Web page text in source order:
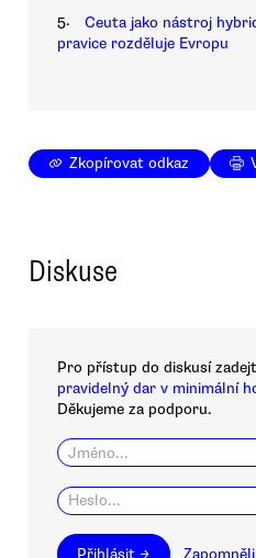
5.
Ceuta jako nástroj
pravice rozděluje Evropu
Zkopírovat odkaz
Diskuse
Pro přístup do diskusí
pravidelný dar v minimální
Děkujeme za podporu.
Přihlásit →